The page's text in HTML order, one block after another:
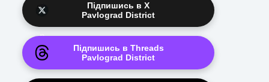
Підпишись в X
Pavlograd District
Підпишись в Threads
Pavlograd District